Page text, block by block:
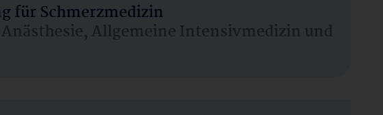
für Schmerzmedizin
Allgemeine Intensivmedizin und